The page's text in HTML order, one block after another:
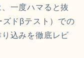
一度ハマると抜
ドβテスト）での
込みを徹底レビ